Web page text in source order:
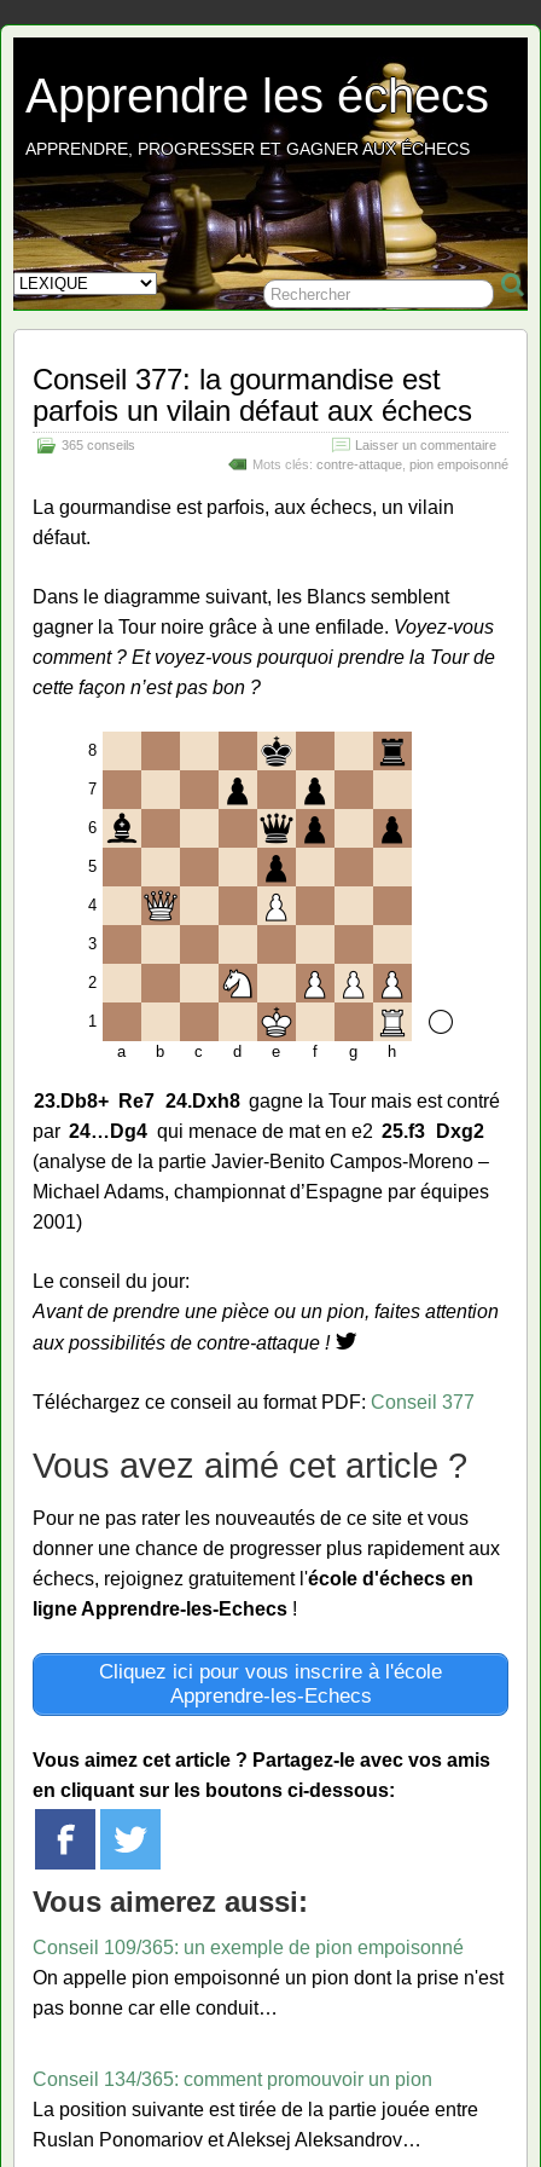
Apprendre les échecs
APPRENDRE, PROGRESSER ET GAGNER AUX ÉCHECS
Conseil 377: la gourmandise est
parfois un vilain défaut aux échecs
365 conseils
Laisser un commentaire
Mots clés: contre-attaque pion empoisonné
La gourmandise est parfois, aux échecs, un vilain
défaut.
Dans le diagramme suivant, les Blancs semblent
gagner la Tour noire grâce à une enfilade. Voyez-vous
comment ? Et voyez-vous pourquoi prendre la Tour de
cette façon n’est pas bon ?
8
7
6
5
4
3
2
1
a
b c d e f g h
23.Db8+ Re7 24.Dxh8 gagne la Tour mais est contré
par 24… Dg4 qui menace de mat en e2 25.f3
Dxg2
(analyse de la partie Javier-Benito Campos-Moreno –
Michael Adams, championnat d’Espagne par équipes
2001)
Le conseil du jour:
Avant de prendre une pièce ou un pion, faites attention
aux possibilités de contre-attaque !
Téléchargez ce conseil au format PDF: Conseil 377
Vous avez aimé cet article ?
Pour ne pas rater les nouveautés de ce site et vous
donner une chance de progresser plus rapidement aux
échecs, rejoignez gratuitement l'école d'échecs en
ligne Apprendre-les-Echecs !
Cliquez ici pour vous inscrire à l'école
Apprendre-les-Echecs
Vous aimez cet article ? Partagez-le avec vos amis
en cliquant sur les boutons ci-dessous:
Vous aimerez aussi:
Conseil 109/365: un exemple de pion empoisonné
On appelle pion empoisonné un pion dont la prise n'est
pas bonne car elle conduit…
Conseil 134/365: comment promouvoir un pion
La position suivante est tirée de la partie jouée entre
Ruslan Ponomariov et Aleksej Aleksandrov…